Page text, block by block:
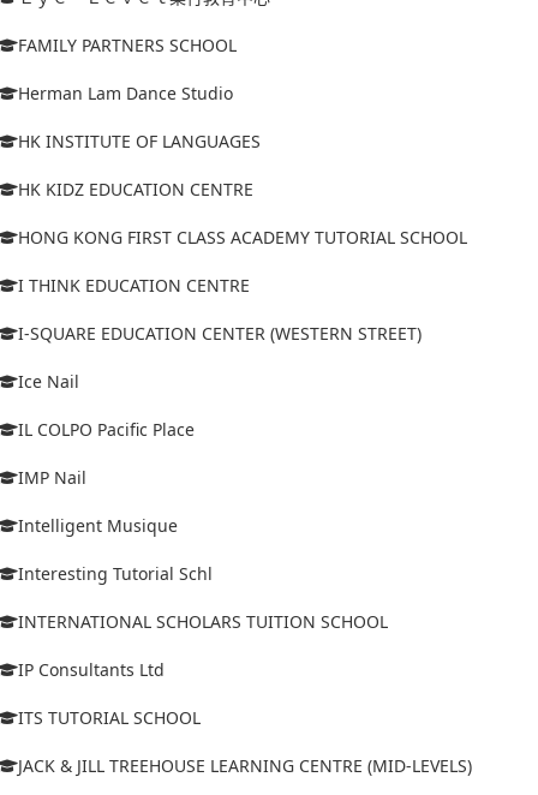
FAMILY PARTNERS SCHOOL
Herman Lam Dance Studio
HK INSTITUTE OF LANGUAGES
HK KIDZ EDUCATION CENTRE
HONG KONG FIRST CLASS ACADEMY TUTORIAL SCHOOL
I THINK EDUCATION CENTRE
I-SQUARE EDUCATION CENTER (WESTERN STREET)
Ice Nail
IL COLPO Pacific Place
IMP Nail
Intelligent Musique
Interesting Tutorial Schl
INTERNATIONAL SCHOLARS TUITION SCHOOL
IP Consultants Ltd
ITS TUTORIAL SCHOOL
JACK & JILL TREEHOUSE LEARNING CENTRE (MID-LEVELS)